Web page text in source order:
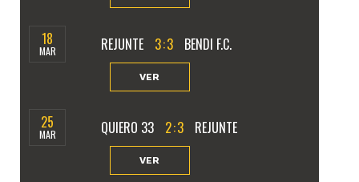
18
MAR REJUNTE 3:3 BENDI F.C.
VER
25
MAR QUIERO 33 2:3 REJUNTE
VER